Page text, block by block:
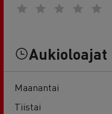
Aukioloajat
Maanantai
Tiistai